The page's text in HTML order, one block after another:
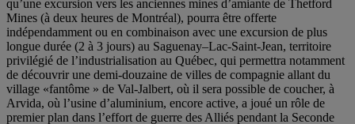
qu’une excursion vers les anciennes mines d’amiante de Thetford
Mines (à deux heures de Montréal), pourra être offerte
indépendamment ou en combinaison avec une excursion de plus
longue durée (2 à 3 jours) au Saguenay–Lac-Saint-Jean, territoire
privilégié de l’industrialisation au Québec, qui permettra notamment
de découvrir une demi-douzaine de villes de compagnie allant du
village «fantôme » de Val-Jalbert, où il sera possible de coucher, à
Arvida, où l’usine d’aluminium, encore active, a joué un rôle de
premier plan dans l’effort de guerre des Alliés pendant la Seconde